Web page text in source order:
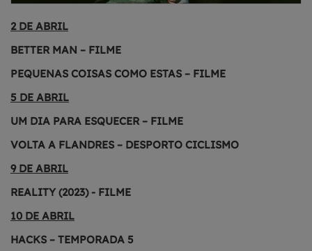
2 DE ABRIL
BETTER MAN – FILME
PEQUENAS COISAS COMO ESTAS – FILME
5 DE ABRIL
UM DIA PARA ESQUECER – FILME
VOLTA A FLANDRES – DESPORTO CICLISMO
9 DE ABRIL
REALITY (2023) - FILME
10 DE ABRIL
HACKS – TEMPORADA 5